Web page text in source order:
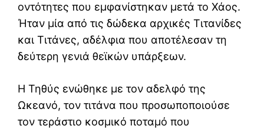
οντότητες που εμφανίστηκαν μετά το Χάος.
Ήταν μία από τις δώδεκα αρχικές Τιτανίδες
και Τιτάνες, αδέλφια που αποτέλεσαν τη
δεύτερη γενιά θεϊκών υπάρξεων.
Η Τηθύς ενώθηκε με τον αδελφό της
Ωκεανό, τον τιτάνα που προσωποποιούσε
τον τεράστιο κοσμικό ποταμό που